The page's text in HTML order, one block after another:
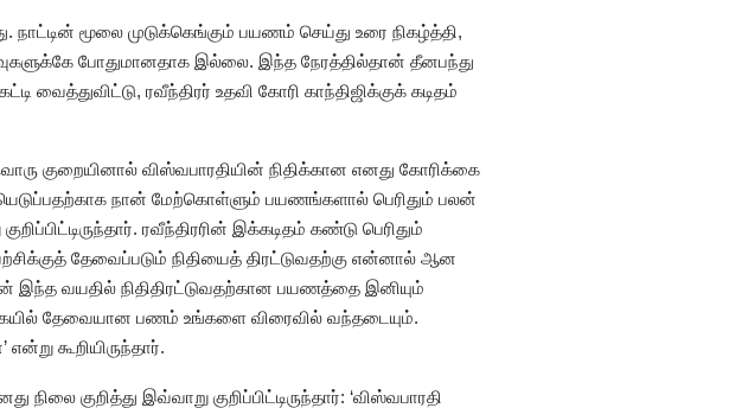
மூலை முடுக்கெங்கும் பயணம் செய்து உரை நிகழ்த்தி,
போதுமானதாக இல்லை. இந்த நேரத்தில்தான் தீனபந்து
ரவீந்திரர் உதவி கோரி காந்திஜிக்குக் கடிதம்
குறையினால் விஸ்வபாரதியின் நிதிக்கான எனது கோரிக்கை
நான் மேற்கொள்ளும் பயணங்களால் பெரிதும் பலன்
ரவீந்திரரின் இக்கடிதம் கண்டு பெரிதும்
தேவைப்படும் நிதியைத் திரட்டுவதற்கு என்னால் ஆன
இந்த வயதில் நிதிதிரட்டுவதற்கான பயணத்தை இனியும்
தேவையான பணம் உங்களை விரைவில் வந்தடையும்.
கூறியிருந்தார்.
குறித்து இவ்வாறு குறிப்பிட்டிருந்தார்: ‘விஸ்வபாரதி